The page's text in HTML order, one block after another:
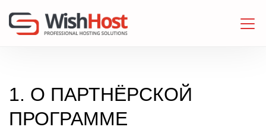
1. О ПАРТНЁРСКОЙ
ПРОГРАММЕ